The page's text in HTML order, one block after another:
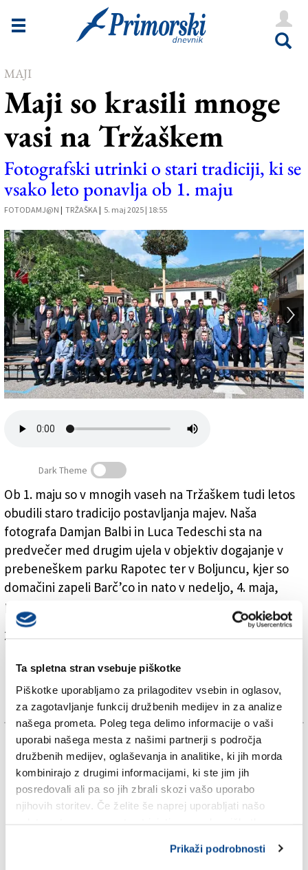
Ta spletna stran vsebuje piškotke
Piškotke uporabljamo za prilagoditev vsebin in oglasov,
za zagotavljanje funkcij družbenih medijev in za analize
našega prometa. Poleg tega delimo informacije o vaši
uporabi našega mesta z našimi partnerji s področja
družbenih medijev, oglaševanja in analitike, ki jih morda
kombinirajo z drugimi informacijami, ki ste jim jih
posredovali ali pa so jih zbrali skozi vašo uporabo
njihovih storitev. Če želite še naprej uporabljati našo
Prikaži podrobnosti
Novice
Goriška
Kultura
Šport
Še
Vreme
Uredništvo
Oglasi
Založnik
Zadruga PD
Naročnine
MAJI
Maji so krasili mnoge
vasi na Tržaškem
Fotografski utrinki o stari tradiciji, ki se
vsako leto ponavlja ob 1. maju
FOTODAMJ@N | TRŽAŠKA | 5. maj 2025 | 18:55
Dark Theme
Ob 1. maju so v mnogih vaseh na Tržaškem tudi letos
obudili staro tradicijo postavljanja majev. Naša
fotografa Damjan Balbi in Luca Tedeschi sta na
predvečer med drugim ujela v objektiv dogajanje v
prebeneškem parku Rapotec ter v Boljuncu, kjer so
domačini zapeli Barč’co in nato v nedeljo, 4. maja,
podiranje maja na Hribenci.
Za branje in pisanje komentarjev
TAGS:
FOTODAMJ@N
TRŽAŠKA